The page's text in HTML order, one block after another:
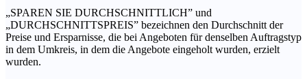
„SPAREN SIE DURCHSCHNITTLICH” und
„DURCHSCHNITTSPREIS” bezeichnen den Durchschnitt der
Preise und Ersparnisse, die bei Angeboten für denselben Auftragstyp
in dem Umkreis, in dem die Angebote eingeholt wurden, erzielt
wurden.